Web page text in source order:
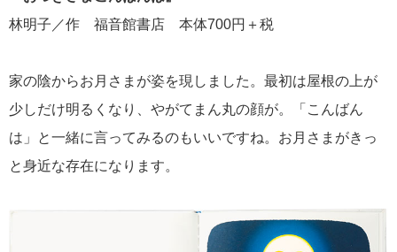
林明子／作 福音館書店 本体700円＋税
家の陰からお月さまが姿を現しました。最初は屋根の上が
少しだけ明るくなり、やがてまん丸の顔が。「こんばん
は」と一緒に言ってみるのもいいですね。お月さまがきっ
と身近な存在になります。